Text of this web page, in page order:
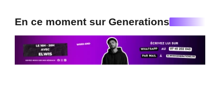
En ce moment sur Generations